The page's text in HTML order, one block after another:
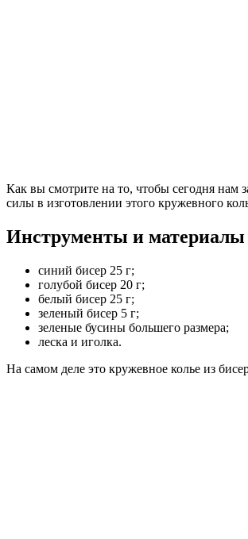
Как вы смотрите на то, чтобы сегодня нам
силы в изготовлении этого кружевного
Инструменты и материалы
синий бисер 25 г;
голубой бисер 20 г;
белый бисер 25 г;
зеленый бисер 5 г;
зеленые бусины большего размера;
леска и иголка.
На самом деле это кружевное колье из